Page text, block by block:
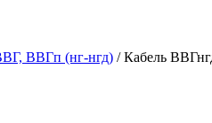
ВВГп (нг-нгд) / Кабель